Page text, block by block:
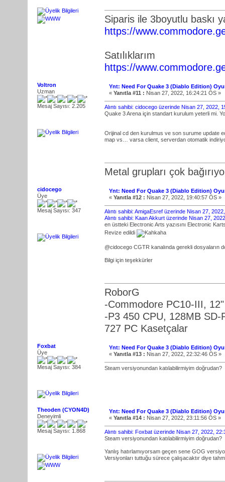
Siparis ile 3boyutlu baskı
https://
Satılıklarım
https://
Voltron
Uzman
Mesaj Sayısı: 2.205
Ynt: Need For Quake 3 (Diablo Edition)
« Yanıtla #11 : Nisan 27, 2022, 16:24:21 ÖS »
Alıntı sahibi: cidocego üzerinde Nisan 27, 2022,
Quake 3 Arena için standart kurulum yeterli mi.
Orijinal cd den kurulmus ve son surume update
map vs… varsa client, serverdan otomatik
Metal grupları çok
cidocego
Üye
Mesaj Sayısı: 347
Ynt: Need For Quake 3 (Diablo Edition)
« Yanıtla #12 : Nisan 27, 2022, 19:40:57 ÖS »
Alıntı sahibi: AmigaEsref üzerinde Nisan 27,
Alıntı sahibi: Kaan Akkurt üzerinde Nisan 27,
en üstteki Electronic Arts yazısını Electronic
Revize edildi
@cidocego CGTR kanalında gerekli dosyaların
Bilgi için teşekkürler
RoborG
-Commodore PC10-III,
-P3 450 CPU, 128MB
727 PC Kasetçalar
Foxbat
Üye
Mesaj Sayısı: 384
Ynt: Need For Quake 3 (Diablo Edition)
« Yanıtla #13 : Nisan 27, 2022, 22:32:46 ÖS »
Steam versiyonundan katılabilirmiyim doğrudan?
Theoden (CYON4D)
Deneyimli
Mesaj Sayısı: 1.868
Ynt: Need For Quake 3 (Diablo Edition)
« Yanıtla #14 : Nisan 27, 2022, 23:11:56 ÖS »
Alıntı sahibi: Foxbat üzerinde Nisan 27, 2022,
Steam versiyonundan katılabilirmiyim doğrudan?
Yanlış hatırlamıyorsam geçen sene GOG
Versiyonları tuttuğu sürece çalışacaktır diye